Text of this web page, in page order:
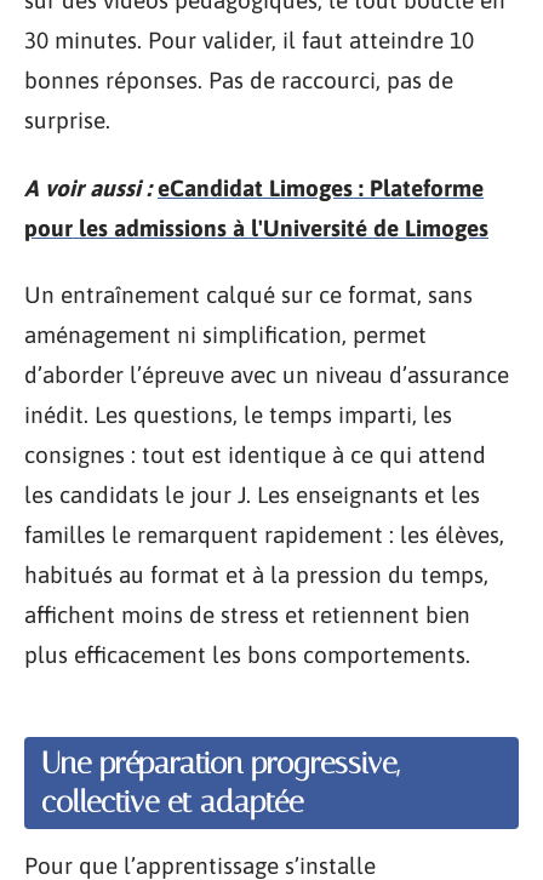
30 minutes. Pour valider, il faut atteindre 10
bonnes réponses. Pas de raccourci, pas de
surprise.
A voir aussi : eCandidat Limoges : Plateforme
pour les admissions à l'Université de Limoges
Un entraînement calqué sur ce format, sans
aménagement ni simplification, permet
d’aborder l’épreuve avec un niveau d’assurance
inédit. Les questions, le temps imparti, les
consignes : tout est identique à ce qui attend
les candidats le jour J. Les enseignants et les
familles le remarquent rapidement : les élèves,
habitués au format et à la pression du temps,
affichent moins de stress et retiennent bien
plus efficacement les bons comportements.
Une préparation progressive,
collective et adaptée
Pour que l’apprentissage s’installe